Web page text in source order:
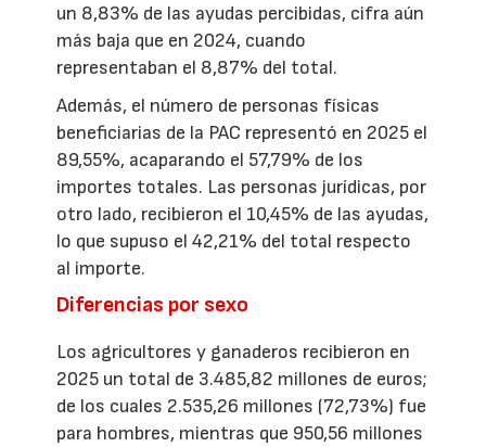
un 8,83% de las ayudas percibidas, cifra aún
más baja que en 2024, cuando
representaban el 8,87% del total.
Además, el número de personas físicas
beneficiarias de la PAC representó en 2025 el
89,55%, acaparando el 57,79% de los
importes totales. Las personas jurídicas, por
otro lado, recibieron el 10,45% de las ayudas,
lo que supuso el 42,21% del total respecto
al importe.
Diferencias por sexo
Los agricultores y ganaderos recibieron en
2025 un total de 3.485,82 millones de euros;
de los cuales 2.535,26 millones (72,73%) fue
para hombres, mientras que 950,56 millones